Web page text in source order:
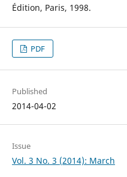
Édition, Paris, 1998.
PDF
Published
2014-04-02
Issue
Vol. 3 No. 3 (2014): March